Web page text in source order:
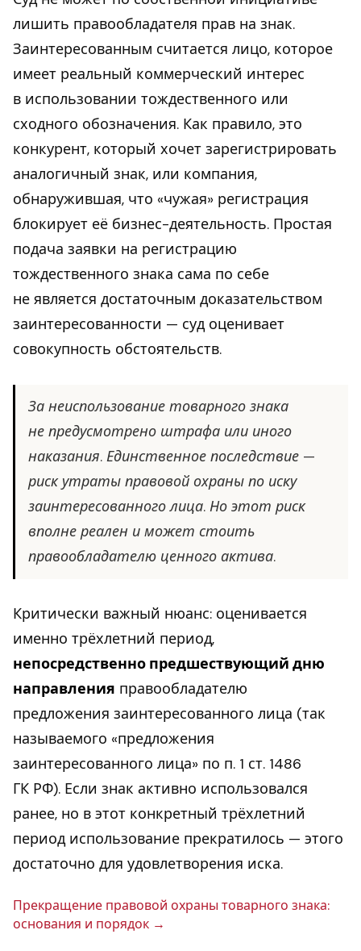
лишить правообладателя прав на знак.
Заинтересованным считается лицо, которое
имеет реальный коммерческий интерес
в использовании тождественного или
сходного обозначения. Как правило, это
конкурент, который хочет зарегистрировать
аналогичный знак, или компания,
обнаружившая, что «чужая» регистрация
блокирует её бизнес-деятельность. Простая
подача заявки на регистрацию
тождественного знака сама по себе
не является достаточным доказательством
заинтересованности — суд оценивает
совокупность обстоятельств.
За неиспользование товарного знака
не предусмотрено штрафа или иного
наказания. Единственное последствие —
риск утраты правовой охраны по иску
заинтересованного лица. Но этот риск
вполне реален и может стоить
правообладателю ценного актива.
Критически важный нюанс: оценивается
именно трёхлетний период,
непосредственно предшествующий дню
направления правообладателю
предложения заинтересованного лица (так
называемого «предложения
заинтересованного лица» по п. 1 ст. 1486
ГК РФ). Если знак активно использовался
ранее, но в этот конкретный трёхлетний
период использование прекратилось — этого
достаточно для удовлетворения иска.
Пре­кра­ще­ние пра­во­вой охраны то­вар­но­го знака:
осно­ва­ния и порядок